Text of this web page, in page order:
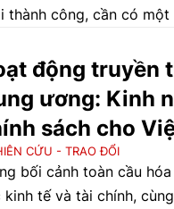
thành công, cần có
tư vào hạ tầng công
hợp và thúc đẩy hợp
thống tài chính toàn
động truyền
ương: Kinh
sách cho
CỨU - TRAO ĐỔI
bối cảnh toàn cầu
kinh tế và tài chính,